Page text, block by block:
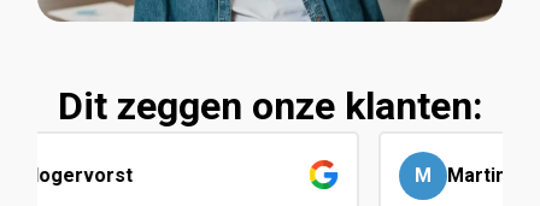
Dit zeggen onze klanten:
M Martin Brahier